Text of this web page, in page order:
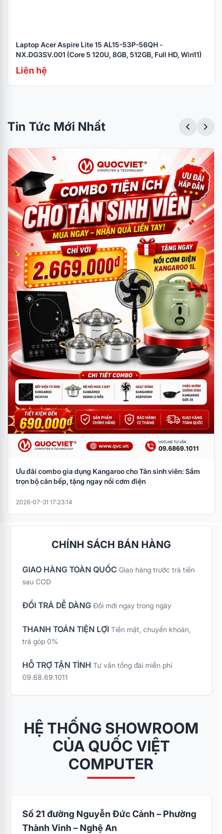
Laptop Acer Aspire Lite 15 AL15-53P-56QH -
NX.DG3SV.001 (Core 5 120U, 8GB, 512GB, Full HD, Win11)
Liên hệ
Tin Tức Mới Nhất
Ưu đãi combo gia dụng Kangaroo cho Tân sinh viên: Sắm
trọn bộ căn bếp, tặng ngay nồi cơm điện
2026-07-31 17:23:14
CHÍNH SÁCH BÁN HÀNG
GIAO HÀNG TOÀN QUỐC Giao hàng trước trả tiền
sau COD
ĐỔI TRẢ DỄ DÀNG Đổi mới ngay trong ngày
THANH TOÁN TIỆN LỢI Tiền mặt, chuyển khoản,
trả góp 0%
HỖ TRỢ TẬN TÌNH Tư vấn tổng đài miễn phí
09.68.69.1011
HỆ THỐNG SHOWROOM
CỦA QUỐC VIỆT
COMPUTER
Số 21 đường Nguyễn Đức Cảnh – Phường
Thành Vinh – Nghệ An